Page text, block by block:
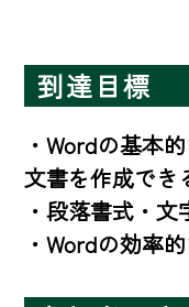
到達目標
・Wordの基本
文書を作成でき
・段落書式・
・Wordの効率